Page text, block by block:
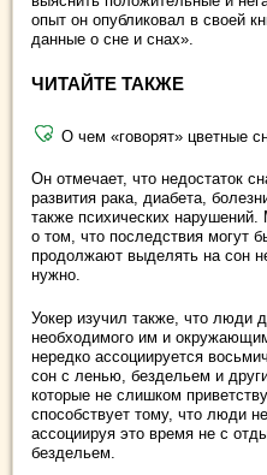
опыт он опубликовал в своей
данные о сне и снах».
ЧИТАЙТЕ ТАКЖЕ
О чем «говорят» цветные
Он отмечает, что недостаток
развития рака, диабета,
также психических
о том, что последствия могут
продолжают выделять на сон
нужно.
Уокер изучил также, что люди
необходимого им и
нередко ассоциируется
сон с ленью, бездельем и
которые не слишком
способствует тому, что люди
ассоциируя это время не с
бездельем.